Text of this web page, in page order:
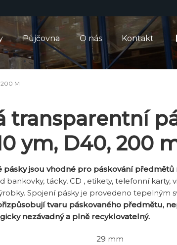
Půjčovna O nás Kontakt
200 M
transparentní
ym, D40, 200
pásky jsou vhodné pro páskování
bankovky, tácky, CD , etikety, telefonní karty,
Spojení pásky je provedeno tepelným
tvaru páskovaného předmětu,
nezávadný a plně recyklovatelný.
29 mm